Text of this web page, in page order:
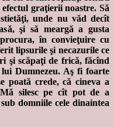
graţierii noastre. Să
unde nu văd decît
şi să meargă a gusta
în convieţuire cu
lipsurile şi necazurile ce
şi scăpaţi de frică, făcînd
Dumnezeu. Aş fi foarte
poată crede, că cineva a
silesc pe cît pot de a
domniile cele dinaintea